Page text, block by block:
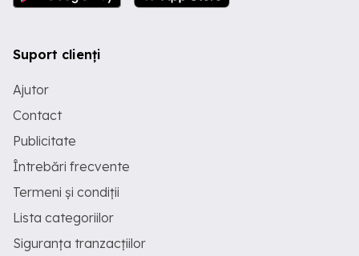
Suport clienți
Ajutor
Contact
Publicitate
Întrebări frecvente
Termeni și condiții
Lista categoriilor
Siguranța tranzacțiilor